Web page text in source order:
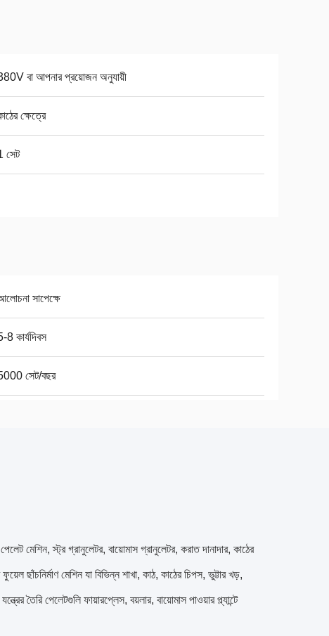
বা আপনার প্রয়োজন অনুযায়ী
ক্ষেত্রে
সেট
সাপেক্ষে
8 কার্যদিবস
সেট/বছর
মেশিন, স্ট্র গ্রানুলেটর, বায়োমাস গ্রানুলেটর, করাত দানাদার, কাঠের
ছাঁচনির্মাণ মেশিন যা বিভিন্ন শাখা, কাঠ, কাঠের চিপস, ভুট্টার খড়,
তৈরি পেলেটগুলি ফায়ারপ্লেস, বয়লার, বায়োমাস পাওয়ার প্ল্যান্টে